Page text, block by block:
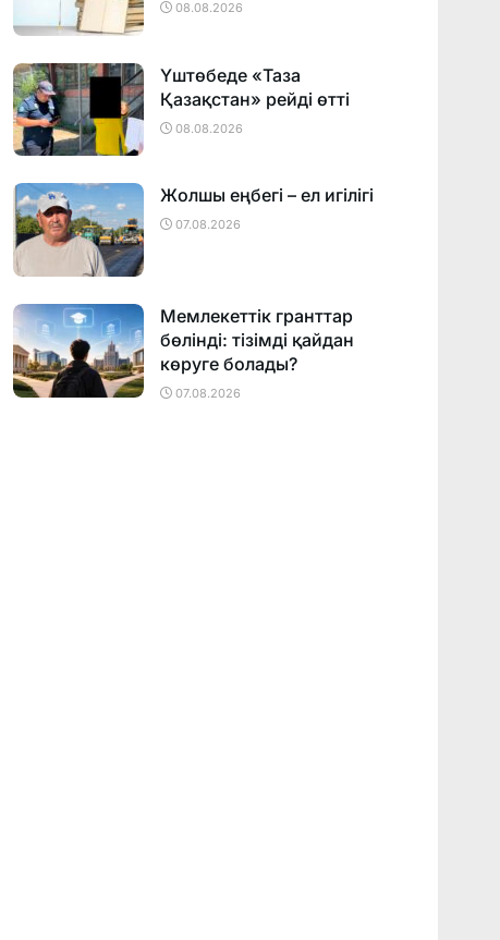
08.08.2026
Үштөбеде «Таза
Қазақстан» рейді өтті
08.08.2026
Жолшы еңбегі – ел игілігі
07.08.2026
Мемлекеттік гранттар
бөлінді: тізімді қайдан
көруге болады?
07.08.2026